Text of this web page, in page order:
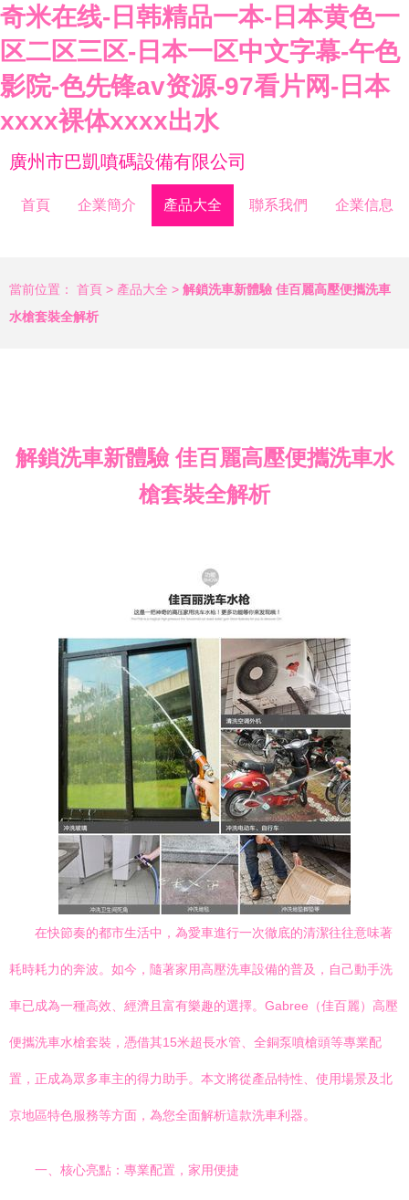
奇米在线-日韩精品一本-日本黄色一
区二区三区-日本一区中文字幕-午色
影院-色先锋av资源-97看片网-日本
xxxx裸体xxxx出水
廣州市巴凱噴碼設備有限公司
首頁 企業簡介 產品大全 聯系我們 企業信息
當前位置： 首頁 > 產品大全 > 解鎖洗車新體驗 佳百麗高壓便攜洗車
水槍套裝全解析
解鎖洗車新體驗 佳百麗高壓便攜洗車水
槍套裝全解析
在快節奏的都市生活中，為愛車進行一次徹底的清潔往往意味著
耗時耗力的奔波。如今，隨著家用高壓洗車設備的普及，自己動手洗
車已成為一種高效、經濟且富有樂趣的選擇。Gabree（佳百麗）高壓
便攜洗車水槍套裝，憑借其15米超長水管、全銅泵噴槍頭等專業配
置，正成為眾多車主的得力助手。本文將從產品特性、使用場景及北
京地區特色服務等方面，為您全面解析這款洗車利器。
一、核心亮點：專業配置，家用便捷